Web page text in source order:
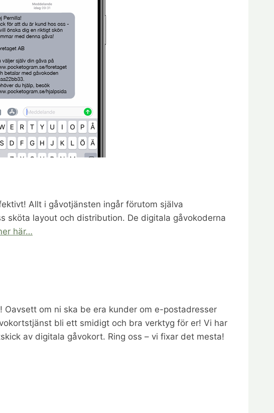
Allt i gåvotjänsten ingår förutom själva
sköta layout och distribution. De digitala gåvokoderna
här…
om ni ska be era kunder om e-postadresser
bli ett smidigt och bra verktyg för er! Vi har
av digitala gåvokort. Ring oss – vi fixar det mesta!